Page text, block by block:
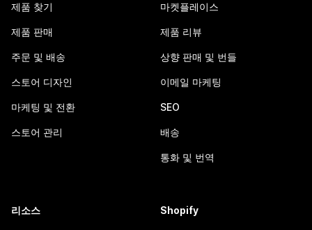
제품 찾기
제품 판매
주문 및 배송
스토어 디자인
마케팅 및 전환
스토어 관리
마켓플레이스
제품 리뷰
상향 판매 및 번들
이메일 마케팅
SEO
배송
통화 및 번역
리소스 Shopify